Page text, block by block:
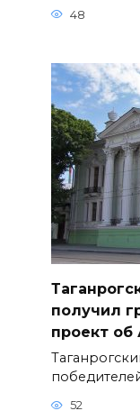
48
получил
проект об
52